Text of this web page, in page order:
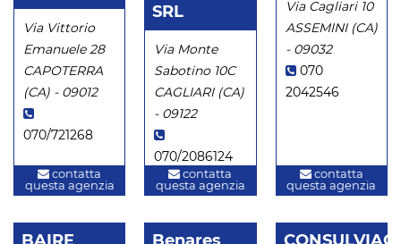
Via Vittorio
Emanuele 28
CAPOTERRA
(CA) - 09012
070/721268
contatta
questa agenzia
SRL
Via Monte
Sabotino 10C
CAGLIARI (CA)
- 09122
070/2086124
contatta
questa agenzia
Via Cagliari 10
ASSEMINI (CA)
- 09032
070
2042546
contatta
questa agenzia